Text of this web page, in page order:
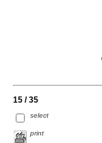
15 / 35
select
print